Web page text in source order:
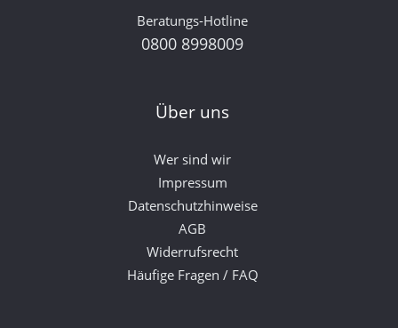
Beratungs-Hotline
0800 8998009
Über uns
Wer sind wir
Impressum
Datenschutzhinweise
AGB
Widerrufsrecht
Häufige Fragen / FAQ